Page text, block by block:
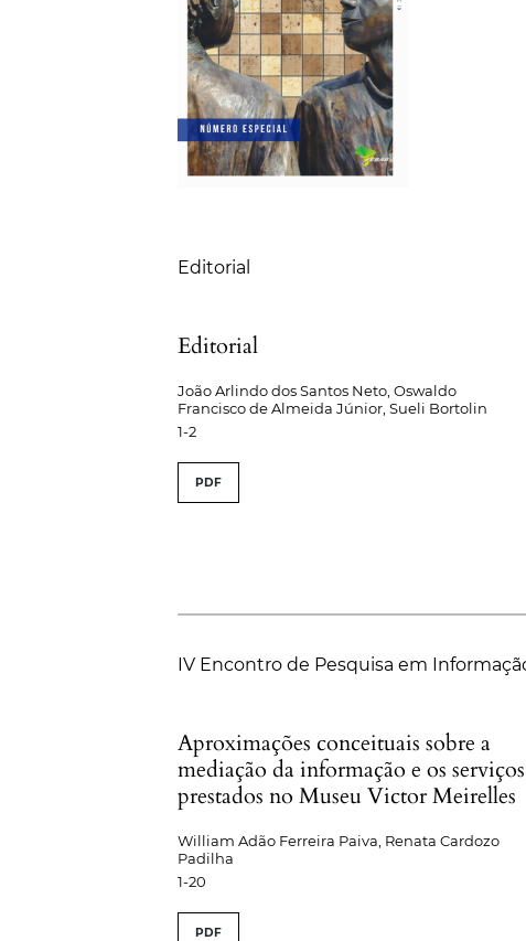
Editorial
Editorial
João Arlindo dos Santos Neto, Oswaldo
Francisco de Almeida Júnior, Sueli Bortolin
1-2
PDF
IV Encontro de Pesquisa em
Aproximações conceituais sobre a
mediação da informação e os serviços
prestados no Museu Victor Meirelles
William Adão Ferreira Paiva, Renata Cardozo
Padilha
1-20
PDF